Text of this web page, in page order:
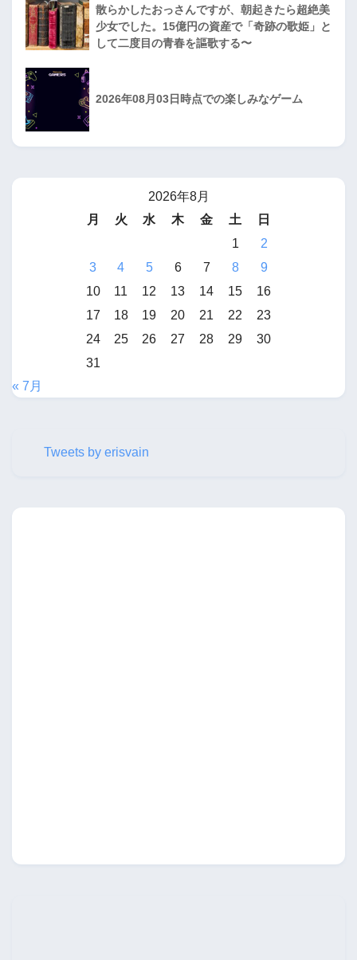
散らかしたおっさんですが、朝起きたら超絶美
少女でした。15億円の資産で「奇跡の歌姫」と
して二度目の青春を謳歌する〜
2026年08月03日時点での楽しみなゲーム
2026年8月
月
火 水 木 金 土
日
1
2
3
4 5 6 7 8
9
10
11 12 13 14 15
16
17
18 19 20 21 22
23
24
25 26 27 28 29
30
31
« 7月
Tweets by erisvain